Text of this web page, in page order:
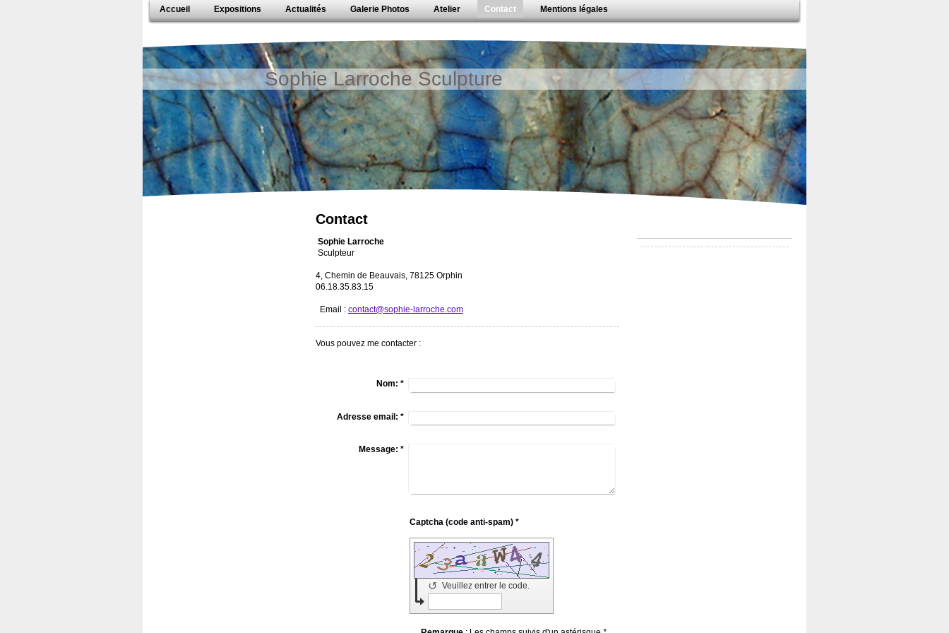
Accueil Expositions Actualités Galerie Photos Atelier Contact Mentions légales
Sophie Larroche Sculpture
Contact
Sophie Larroche
Sculpteur
4, Chemin de Beauvais, 78125 Orphin
06.18.35.83.15
Email : contact@sophie-larroche.com
Vous pouvez me contacter :
Nom: *
Adresse email: *
Message: *
Captcha (code anti-spam) *
Veuillez entrer le code.
↺